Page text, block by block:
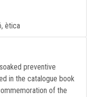
ètica
preventive
in the catalogue book
of the